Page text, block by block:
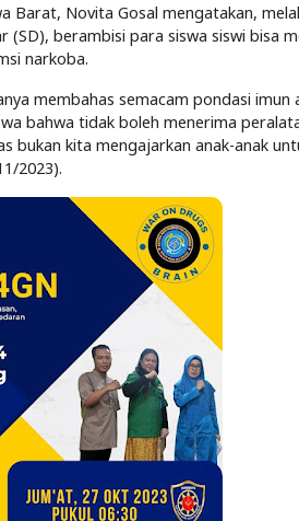
Barat, Novita Gosal mengatakan,
berambisi para siswa siswi bisa
narkoba.
membahas semacam pondasi imun
bahwa tidak boleh menerima
bukan kita mengajarkan anak-anak
2023).